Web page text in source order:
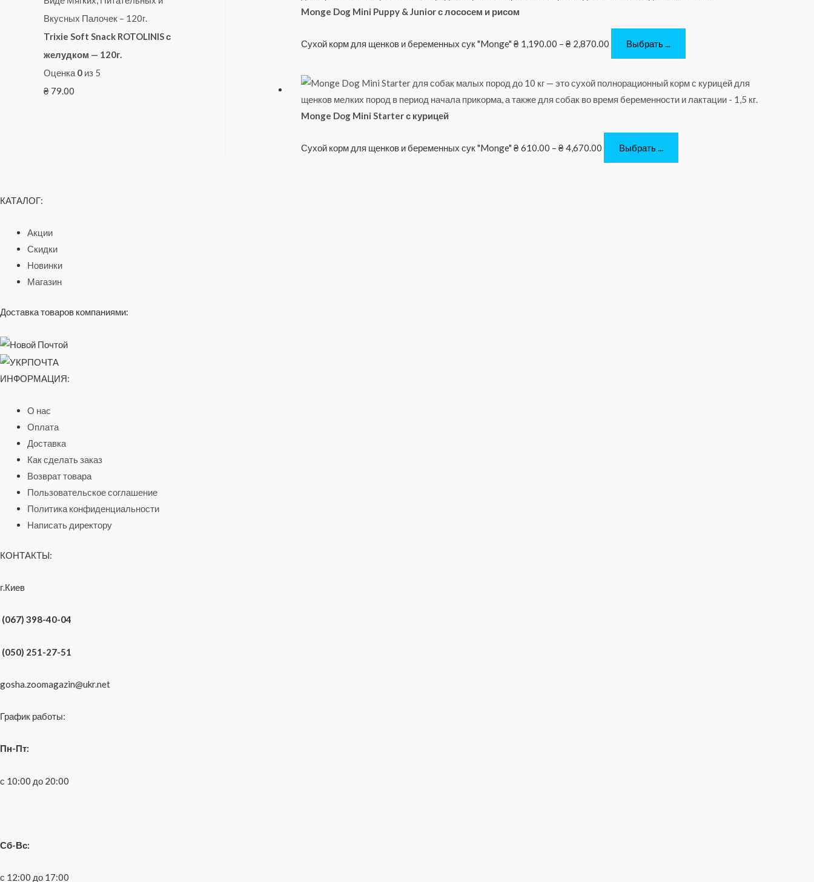
Trixie Soft Snack ROTOLINIS с
желудком — 120г.
Оценка 0 из 5
₴ 79.00
Monge Dog Mini Puppy & Junior с лососем и рисом
Сухой корм для щенков и беременных сук "Monge" ₴ 1,190.00 – ₴ 2,870.00 Выбрать ...
Monge Dog Mini Starter с курицей
Сухой корм для щенков и беременных сук "Monge" ₴ 610.00 – ₴ 4,670.00 Выбрать ...
КАТАЛОГ:
Акции
Скидки
Новинки
Магазин
Доставка товаров компаниями:
ИНФОРМАЦИЯ:
О нас
Оплата
Доставка
Как сделать заказ
Возврат товара
Пользовательское соглашение
Политика конфиденциальности
Написать директору
КОНТАКТЫ:
г.Киев
(067) 398-40-04
(050) 251-27-51
gosha.zoomagazin@ukr.net
График работы:
Пн-Пт:
с 10:00 до 20:00
Сб-Вс:
с 12:00 до 17:00